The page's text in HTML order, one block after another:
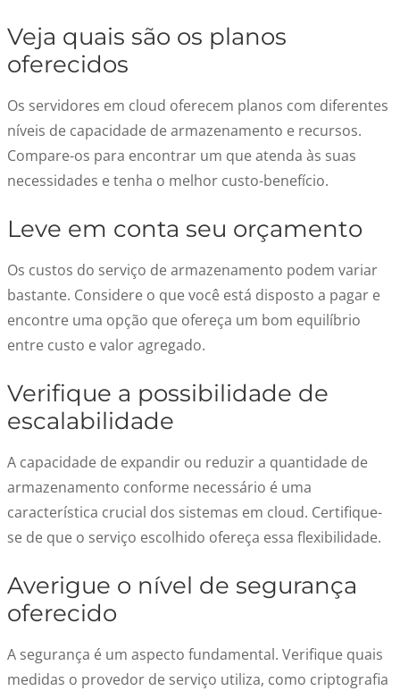
Veja quais são os planos
oferecidos
Os servidores em cloud oferecem planos com diferentes
níveis de capacidade de armazenamento e recursos.
Compare-os para encontrar um que atenda às suas
necessidades e tenha o melhor custo-benefício.
Leve em conta seu orçamento
Os custos do serviço de armazenamento podem variar
bastante. Considere o que você está disposto a pagar e
encontre uma opção que ofereça um bom equilíbrio
entre custo e valor agregado.
Verifique a possibilidade de
escalabilidade
A capacidade de expandir ou reduzir a quantidade de
armazenamento conforme necessário é uma
característica crucial dos sistemas em cloud. Certifique-
se de que o serviço escolhido ofereça essa flexibilidade.
Averigue o nível de segurança
oferecido
A segurança é um aspecto fundamental. Verifique quais
medidas o provedor de serviço utiliza, como criptografia